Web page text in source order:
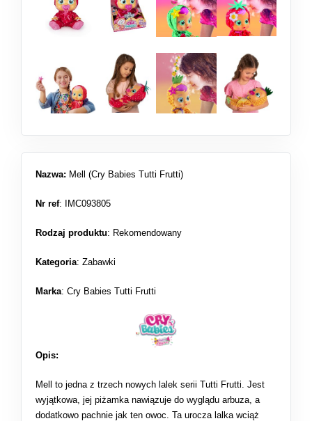
Nazwa: Mell (Cry Babies Tutti Frutti)
Nr ref: IMC093805
Rodzaj produktu: Rekomendowany
Kategoria: Zabawki
Marka: Cry Babies Tutti Frutti
Opis:
Mell to jedna z trzech nowych lalek serii Tutti Frutti. Jest
wyjątkowa, jej piżamka nawiązuje do wyglądu arbuza, a
dodatkowo pachnie jak ten owoc. Ta urocza lalka wciąż